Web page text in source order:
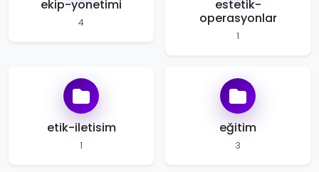
ekip-yonetimi
4
estetik-
operasyonlar
1
etik-iletisim
1
eğitim
3